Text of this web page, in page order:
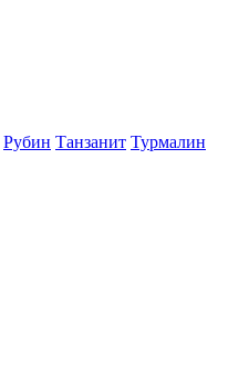
Рубин Танзанит Турмалин